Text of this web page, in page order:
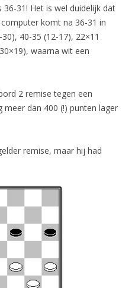
36-31! Het is wel duidelijk dat
komt na 36-31 in
40-35 (12-17), 22×11
waarna wit een
2 remise tegen een
dan 400 (!) punten lager
remise, maar hij had